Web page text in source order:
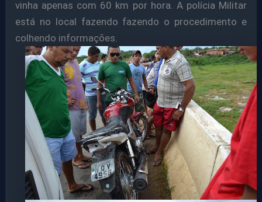
vinha apenas com 60 km por hora. A polícia Militar
está no local fazendo fazendo o procedimento e
colhendo informações.